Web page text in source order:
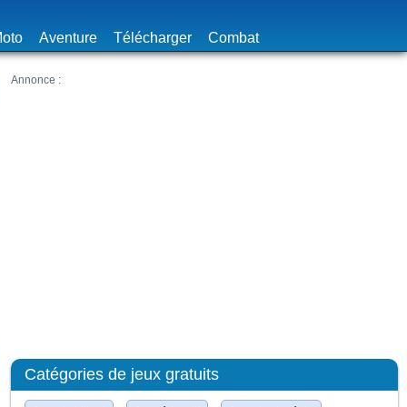
Aventure Télécharger Combat
Catégories de jeux gratuits